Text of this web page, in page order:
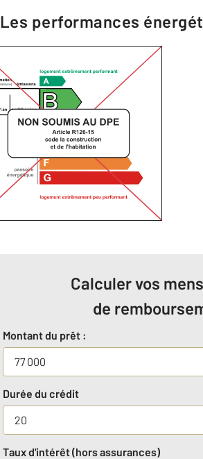
Les performances
Calculer vos
de
Montant du prêt :
Durée du crédit
Taux d'intérêt (hors assurances)